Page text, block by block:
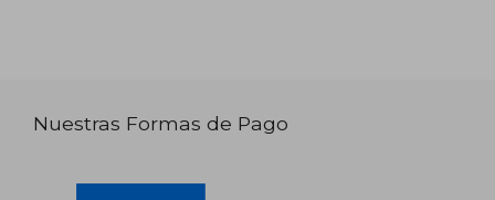
Nuestras Formas de Pago